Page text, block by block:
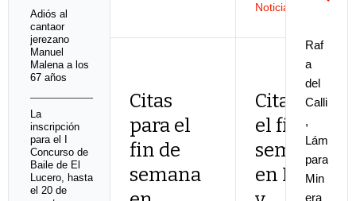
Noticias
Citas
para el
fin de
semana
Citas para
el fin de
semana
en Málaga
Raf
a
del
Calli
,
Lám
para
Min
era
Adiós al
cantaor
jerezano
Manuel
Malena a los
67 años
La
inscripción
para el I
Concurso de
Baile de El
Lucero, hasta
el 20 de